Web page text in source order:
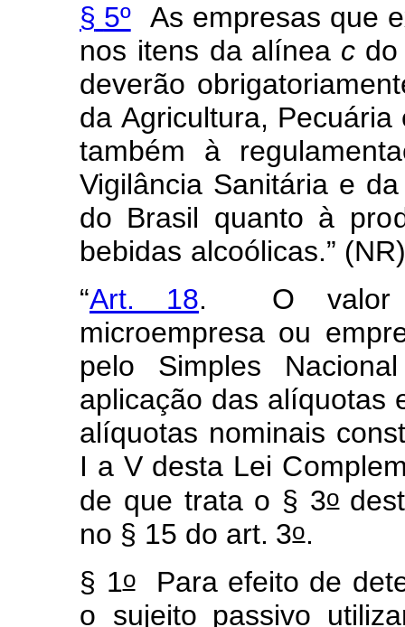
§ 5º As empresas que
nos itens da alínea c do
deverão obrigatoriament
da Agricultura, Pecuária
também à regulament
Vigilância Sanitária e da
do Brasil quanto à pro
bebidas alcoólicas.”
“Art. 18. O v
microempresa ou
pelo
Simples Nacio
aplicação das alíquotas
alíquotas nominais con
I a V desta Lei Comple
de que trata o § 3o
no § 15 do art. 3o.
§ 1o Para efeito de
o sujeito passivo